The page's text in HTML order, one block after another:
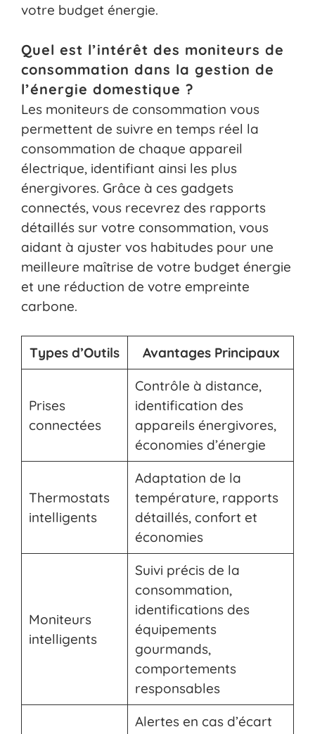
votre budget énergie.
Quel est l’intérêt des moniteurs de
consommation dans la gestion de
l’énergie domestique ?
Les moniteurs de consommation vous
permettent de suivre en temps réel la
consommation de chaque appareil
électrique, identifiant ainsi les plus
énergivores. Grâce à ces gadgets
connectés, vous recevrez des rapports
détaillés sur votre consommation, vous
aidant à ajuster vos habitudes pour une
meilleure maîtrise de votre budget énergie
et une réduction de votre empreinte
carbone.
Types d’Outils Avantages Principaux
Prises
connectées
Contrôle à distance,
identification des
appareils énergivores,
économies d’énergie
Thermostats
intelligents
Adaptation de la
température, rapports
détaillés, confort et
économies
Moniteurs
intelligents
Suivi précis de la
consommation,
identifications des
équipements
gourmands,
comportements
responsables
Alertes en cas d’écart